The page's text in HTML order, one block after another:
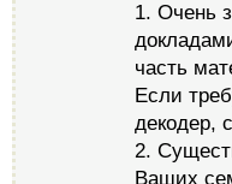
1. Очень
часть
Если
декодер,
2.
Ваших